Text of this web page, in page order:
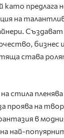
предлага
на
Създават
бизнес
става
стила
проява на
в
най-